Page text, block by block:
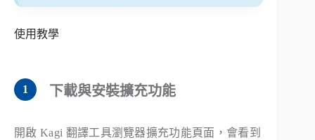
使用教學
下載與安裝擴充功能
開啟 Kagi 翻譯工具瀏覽器擴充功能頁面，會看到